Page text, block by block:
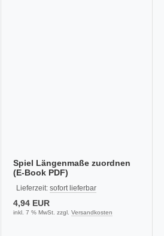
Spiel Längenmaße zuordnen
(E-Book PDF)
Lieferzeit: sofort lieferbar
4,94 EUR
inkl. 7 % MwSt. zzgl. Versandkosten